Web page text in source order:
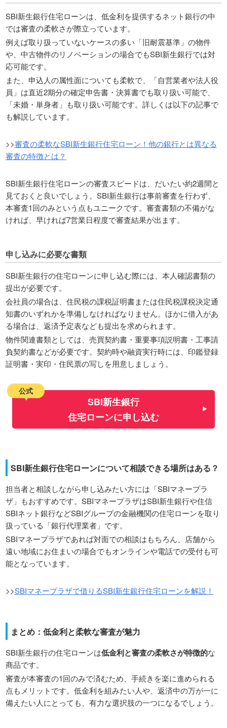
SBI新生銀行住宅ローンは、低金利を提供するネット銀行の中
では審査の柔軟さが際立っています。
例えば取り扱っていないケースの多い「旧耐震基準」の物件
や、中古物件のリノベーションの場合でもSBI新生銀行では対
応可能です。
また、申込人の属性面についても柔軟で、「自営業者や法人役
員」は直近2期分の確定申告書・決算書でも取り扱い可能で、
「未婚・単身者」も取り扱い可能です。詳しくは以下の記事で
も解説しています。
>>審査の柔軟なSBI新生銀行住宅ローン！他の銀行とは異なる
審査の特徴とは？
SBI新生銀行住宅ローンの審査スピードは、だいたい約2週間と
見ておくと良いでしょう。SBI新生銀行は事前審査を行わず、
本審査1回のみという点もユニークです。審査書類の不備がな
ければ、早ければ7営業日程度で審査結果が出ます。
申し込みに必要な書類
SBI新生銀行の住宅ローンに申し込む際には、本人確認書類の
提出が必要です。
会社員の場合は、住民税の課税証明書または住民税課税決定通
知書のいずれかを準備しなければなりません。ほかに借入があ
る場合は、返済予定表なども提出を求められます。
物件関連書類としては、売買契約書・重要事項説明書・工事請
負契約書などが必要です。契約時や融資実行時には、印鑑登録
証明書・実印・住民票の写しを用意しましょう。
公式
SBI新生銀行
住宅ローンに申し込む
SBI新生銀行住宅ローンについて相談できる場所はある？
担当者と相談しながら申し込みたい方には「SBIマネープラ
ザ」もおすすめです。SBIマネープラザはSBI新生銀行や住信
SBIネット銀行などSBIグループの金融機関の住宅ローンを取り
扱っている「銀行代理業者」です。
SBIマネープラザであれば対面での相談はもちろん、店舗から
遠い地域にお住まいの場合でもオンラインや電話での受付も可
能となっています。
>>SBIマネープラザで借りるSBI新生銀行住宅ローンを解説！
まとめ：低金利と柔軟な審査が魅力
SBI新生銀行の住宅ローンは低金利と審査の柔軟さが特徴的な
商品です。
審査が本審査の1回のみで済むため、手続きを楽に進められる
点もメリットです。低金利を組みたい人や、返済中の万が一に
備えたい人にとっても、有力な選択肢の一つになるでしょう。